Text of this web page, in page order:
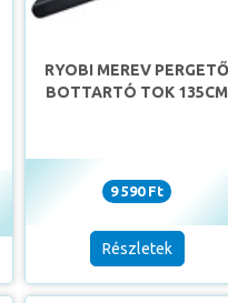
RYOBI MEREV PERGETŐ
BOTTARTÓ TOK 135CM
9 590 Ft
Részletek